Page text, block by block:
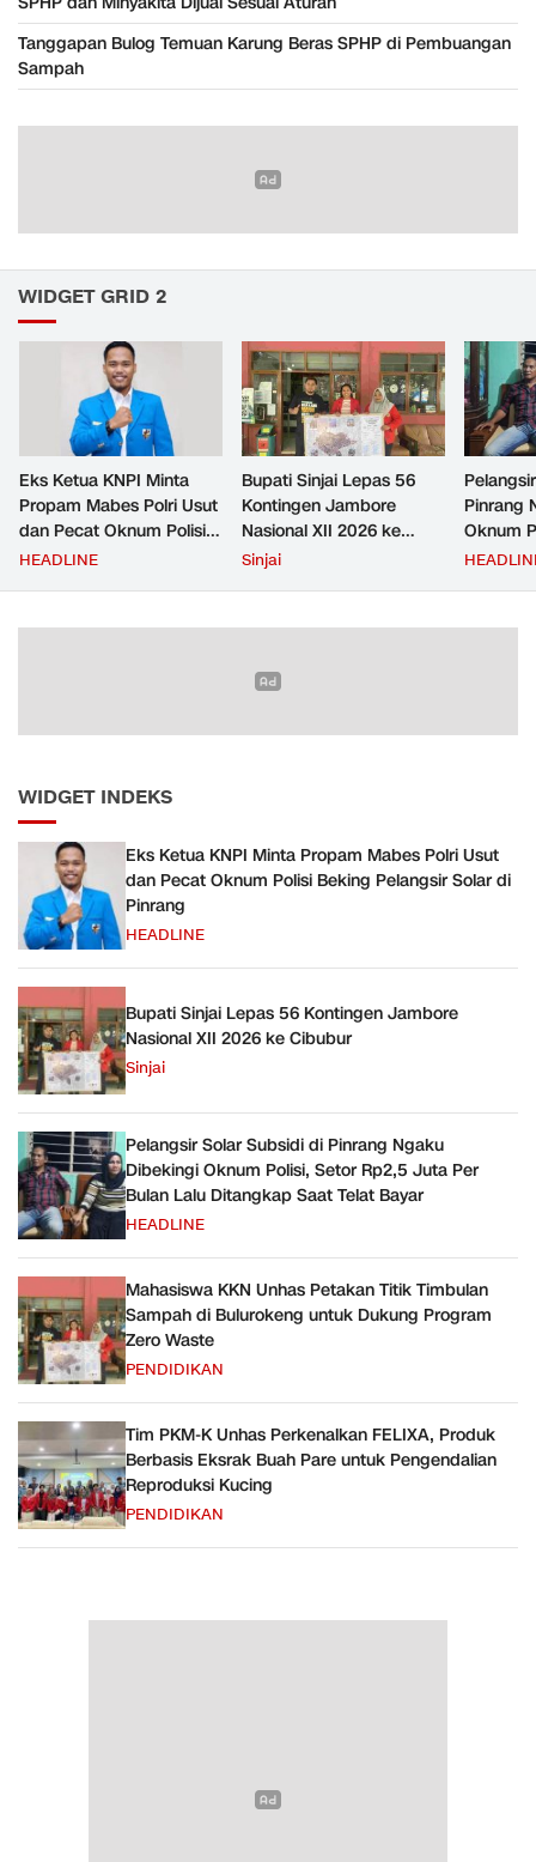
Tanggapan Bulog Temuan Karung Beras SPHP di Pembuangan
Sampah
WIDGET GRID 2
Eks Ketua KNPI Minta
Propam Mabes Polri Usut
dan Pecat Oknum Polisi
Beking Pelangsir Solar di
HEADLINE
Bupati Sinjai Lepas 56
Kontingen Jambore
Nasional XII 2026 ke
Cibubur
Sinjai
Pinrang
Oknum
Rp2,5
WIDGET INDEKS
Eks Ketua KNPI Minta Propam Mabes Polri Usut
dan Pecat Oknum Polisi Beking Pelangsir Solar di
Pinrang
HEADLINE
Bupati Sinjai Lepas 56 Kontingen Jambore
Nasional XII 2026 ke Cibubur
Sinjai
Pelangsir Solar Subsidi di Pinrang Ngaku
Dibekingi Oknum Polisi, Setor Rp2,5 Juta Per
Bulan Lalu Ditangkap Saat Telat Bayar
HEADLINE
Mahasiswa KKN Unhas Petakan Titik Timbulan
Sampah di Bulurokeng untuk Dukung Program
Zero Waste
PENDIDIKAN
Tim PKM-K Unhas Perkenalkan FELIXA, Produk
Berbasis Eksrak Buah Pare untuk Pengendalian
Reproduksi Kucing
PENDIDIKAN